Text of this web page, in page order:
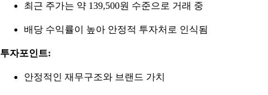
최근 주가는 약 139,500원 수준으로 거래 중
배당 수익률이 높아 안정적 투자처로 인식됨
투자포인트:
안정적인 재무구조와 브랜드 가치